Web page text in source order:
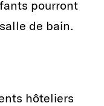
pourront
de bain.
hôteliers